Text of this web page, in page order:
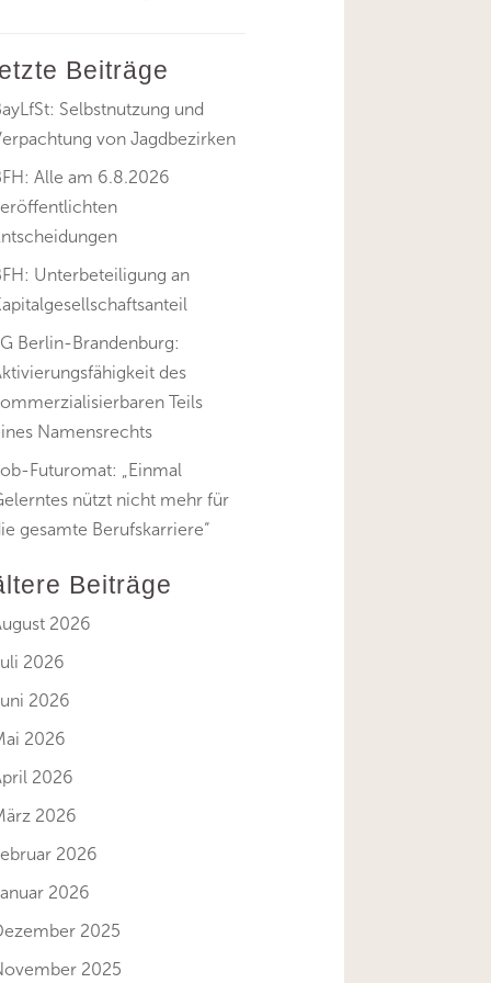
letzte Beiträge
Selbstnutzung und
von Jagdbezirken
Alle am 6.8.2026
Unterbeteiligung an
Berlin-Brandenburg:
des
Teils
Namensrechts
Futuromat: „Einmal
nützt nicht mehr für
gesamte Berufskarriere“
Beiträge
2026
2026
2026
2026
2026
2026
2026
2026
2025
2025